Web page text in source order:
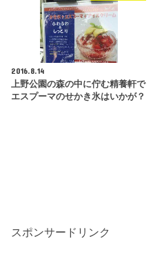
2016.8.14
上野公園の森の中に佇む精養軒で
エスプーマのせかき氷はいかが？
スポンサードリンク